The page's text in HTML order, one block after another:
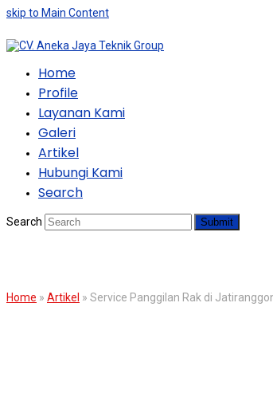
skip to Main Content
Home
Profile
Layanan Kami
Galeri
Artikel
Hubungi Kami
Search
Search Submit
Home » Artikel » Service Panggilan Rak di